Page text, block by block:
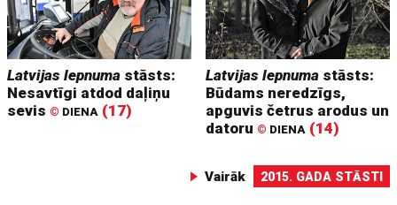
Latvijas lepnuma stāsts:
Nesavtīgi atdod daļiņu
sevis © DIENA (17)
Latvijas lepnuma stāsts:
Būdams neredzīgs,
apguvis četrus arodus un
datoru © DIENA (14)
Vairāk 2015. GADA STĀSTI